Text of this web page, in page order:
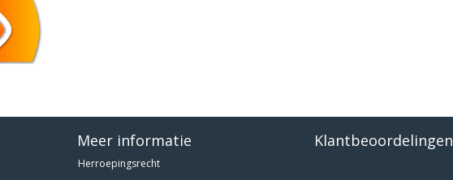
Meer informatie
Herroepingsrecht
Klantbeoordelingen